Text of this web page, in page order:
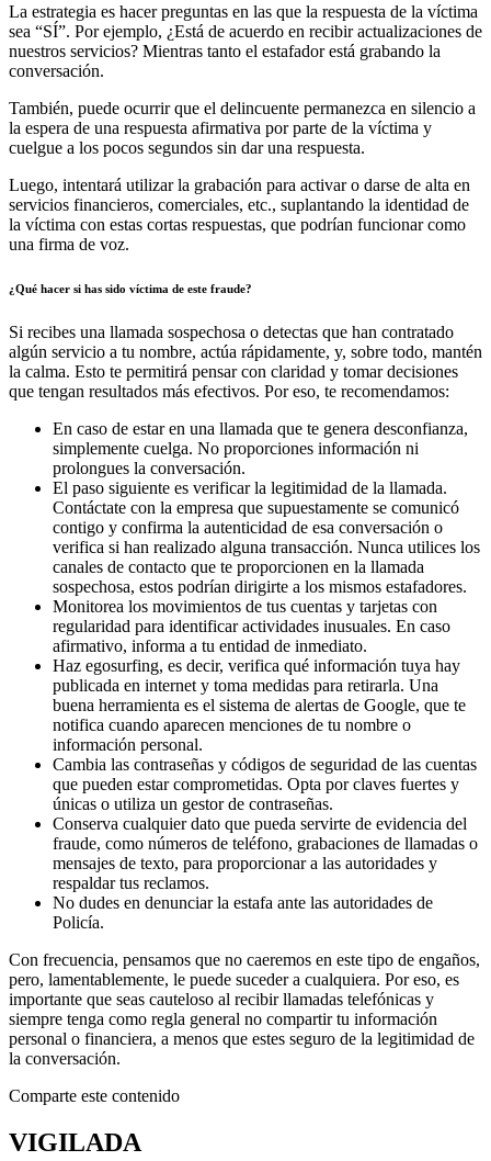
La estrategia es hacer preguntas en las que la respuesta de la víctima
sea “SÍ”. Por ejemplo, ¿Está de acuerdo en recibir actualizaciones de
nuestros servicios? Mientras tanto el estafador está grabando la
conversación.
También, puede ocurrir que el delincuente permanezca en silencio a
la espera de una respuesta afirmativa por parte de la víctima y
cuelgue a los pocos segundos sin dar una respuesta.
Luego, intentará utilizar la grabación para activar o darse de alta en
servicios financieros, comerciales, etc., suplantando la identidad de
la víctima con estas cortas respuestas, que podrían funcionar como
una firma de voz.
¿Qué hacer si has sido víctima de este fraude?
Si recibes una llamada sospechosa o detectas que han contratado
algún servicio a tu nombre, actúa rápidamente, y, sobre todo, mantén
la calma. Esto te permitirá pensar con claridad y tomar decisiones
que tengan resultados más efectivos. Por eso, te recomendamos:
En caso de estar en una llamada que te genera desconfianza,
simplemente cuelga. No proporciones información ni
prolongues la conversación.
El paso siguiente es verificar la legitimidad de la llamada.
Contáctate con la empresa que supuestamente se comunicó
contigo y confirma la autenticidad de esa conversación o
verifica si han realizado alguna transacción. Nunca utilices los
canales de contacto que te proporcionen en la llamada
sospechosa, estos podrían dirigirte a los mismos estafadores.
Monitorea los movimientos de tus cuentas y tarjetas con
regularidad para identificar actividades inusuales. En caso
afirmativo, informa a tu entidad de inmediato.
Haz egosurfing, es decir, verifica qué información tuya hay
publicada en internet y toma medidas para retirarla. Una
buena herramienta es el sistema de alertas de Google, que te
notifica cuando aparecen menciones de tu nombre o
información personal.
Cambia las contraseñas y códigos de seguridad de las cuentas
que pueden estar comprometidas. Opta por claves fuertes y
únicas o utiliza un gestor de contraseñas.
Conserva cualquier dato que pueda servirte de evidencia del
fraude, como números de teléfono, grabaciones de llamadas o
mensajes de texto, para proporcionar a las autoridades y
respaldar tus reclamos.
No dudes en denunciar la estafa ante las autoridades de
Policía.
Con frecuencia, pensamos que no caeremos en este tipo de engaños,
pero, lamentablemente, le puede suceder a cualquiera. Por eso, es
importante que seas cauteloso al recibir llamadas telefónicas y
siempre tenga como regla general no compartir tu información
personal o financiera, a menos que estes seguro de la legitimidad de
la conversación.
Comparte este contenido
VIGILADA